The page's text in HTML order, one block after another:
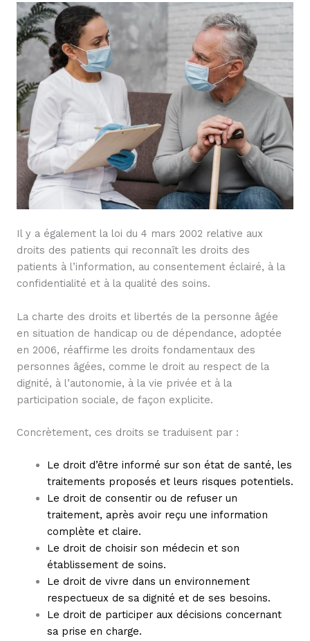
Il y a également la loi du 4 mars 2002 relative aux
droits des patients qui reconnaît les droits des
patients à l’information, au consentement éclairé, à la
confidentialité et à la qualité des soins.
La charte des droits et libertés de la personne âgée
en situation de handicap ou de dépendance, adoptée
en 2006, réaffirme les droits fondamentaux des
personnes âgées, comme le droit au respect de la
dignité, à l’autonomie, à la vie privée et à la
participation sociale, de façon explicite.
Concrètement, ces droits se traduisent par :
Le droit d’être informé sur son état de santé, les
traitements proposés et leurs risques potentiels.
Le droit de consentir ou de refuser un
traitement, après avoir reçu une information
complète et claire.
Le droit de choisir son médecin et son
établissement de soins.
Le droit de vivre dans un environnement
respectueux de sa dignité et de ses besoins.
Le droit de participer aux décisions concernant
sa prise en charge.